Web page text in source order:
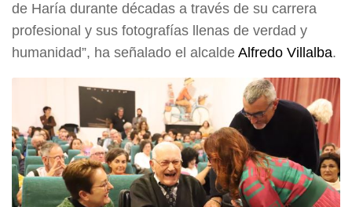
de Haría durante décadas a través de su carrera
profesional y sus fotografías llenas de verdad y
humanidad”, ha señalado el alcalde Alfredo Villalba.